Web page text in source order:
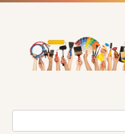
Перейти
Поиск: